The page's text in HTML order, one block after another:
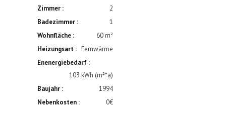
Zimmer :
2
Badezimmer :
1
Wohnfläche :
60 m²
Heizungsart : Fernwärme
Enenergiebedarf :
103 kWh (m²*a)
Baujahr :
1994
Nebenkosten :
0€